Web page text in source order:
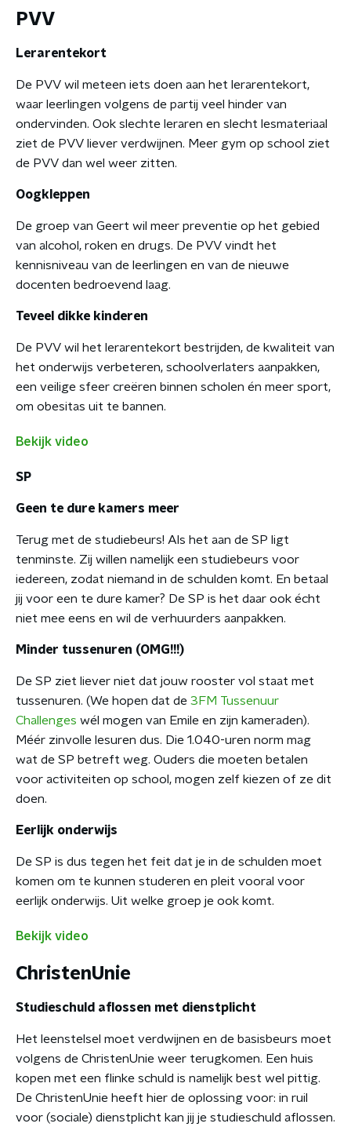
PVV
Lerarentekort
De PVV wil meteen iets doen aan het lerarentekort,
waar leerlingen volgens de partij veel hinder van
ondervinden. Ook slechte leraren en slecht lesmateriaal
ziet de PVV liever verdwijnen. Meer gym op school ziet
de PVV dan wel weer zitten.
Oogkleppen
De groep van Geert wil meer preventie op het gebied
van alcohol, roken en drugs. De PVV vindt het
kennisniveau van de leerlingen en van de nieuwe
docenten bedroevend laag.
Teveel dikke kinderen
De PVV wil het lerarentekort bestrijden, de kwaliteit van
het onderwijs verbeteren, schoolverlaters aanpakken,
een veilige sfeer creëren binnen scholen én meer sport,
om obesitas uit te bannen.
Bekijk video
SP
Geen te dure kamers meer
Terug met de studiebeurs! Als het aan de SP ligt
tenminste. Zij willen namelijk een studiebeurs voor
iedereen, zodat niemand in de schulden komt. En betaal
jij voor een te dure kamer? De SP is het daar ook écht
niet mee eens en wil de verhuurders aanpakken.
Minder tussenuren (OMG!!!)
De SP ziet liever niet dat jouw rooster vol staat met
tussenuren. (We hopen dat de 3FM Tussenuur
Challenges wél mogen van Emile en zijn kameraden).
Méér zinvolle lesuren dus. Die 1.040-uren norm mag
wat de SP betreft weg. Ouders die moeten betalen
voor activiteiten op school, mogen zelf kiezen of ze dit
doen.
Eerlijk onderwijs
De SP is dus tegen het feit dat je in de schulden moet
komen om te kunnen studeren en pleit vooral voor
eerlijk onderwijs. Uit welke groep je ook komt.
Bekijk video
ChristenUnie
Studieschuld aflossen met dienstplicht
Het leenstelsel moet verdwijnen en de basisbeurs moet
volgens de ChristenUnie weer terugkomen. Een huis
kopen met een flinke schuld is namelijk best wel pittig.
De ChristenUnie heeft hier de oplossing voor: in ruil
voor (sociale) dienstplicht kan jij je studieschuld aflossen.